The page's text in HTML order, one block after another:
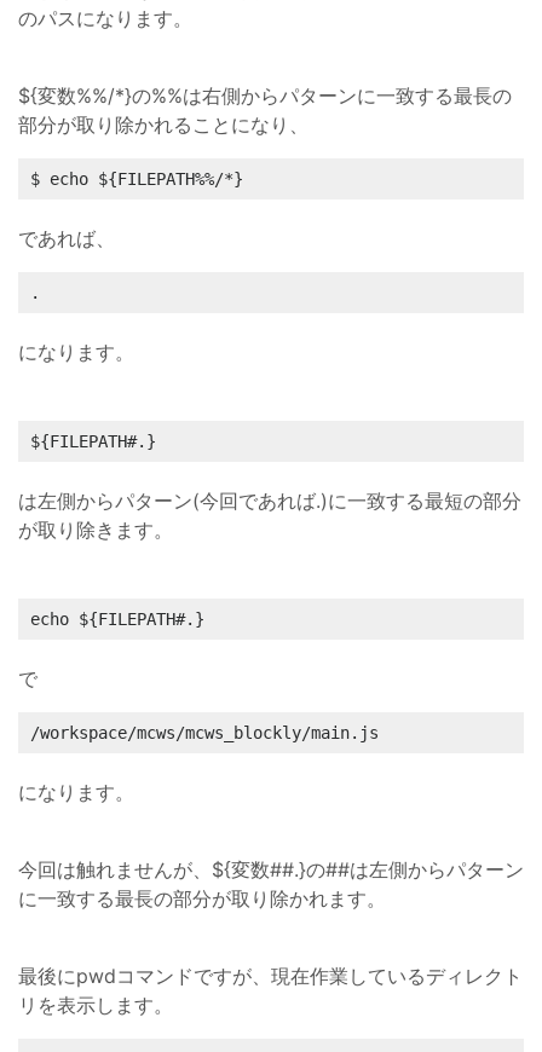
のパスになります。
${変数%%/*}の%%は右側からパターンに一致する最長の
部分が取り除かれることになり、
$ echo ${FILEPATH%%/*}
であれば、
.
になります。
${FILEPATH#.}
は左側からパターン(今回であれば.)に一致する最短の部分
が取り除きます。
echo ${FILEPATH#.}
で
/workspace/mcws/mcws_blockly/main.js
になります。
今回は触れませんが、${変数##.}の##は左側からパターン
に一致する最長の部分が取り除かれます。
最後にpwdコマンドですが、現在作業しているディレクト
リを表示します。